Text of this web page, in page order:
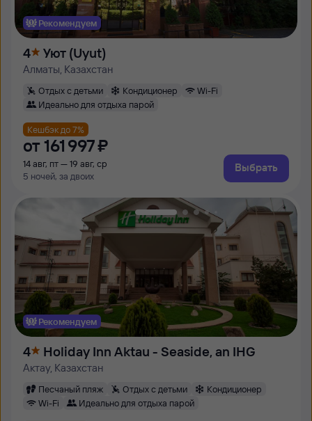
Рекомендуем
4 Уют (Uyut)
Алматы, Казахстан
Отдых с детьми Кондиционер
Wi-Fi
Идеально для отдыха парой
Кешбэк до 7%
от 161 ⁠997 ⁠₽
14 авг, пт — 19 авг, ср
5 ночей, за двоих
Выбрать
Рекомендуем
4 Holiday Inn Aktau - Seaside, an IHG
Актау, Казахстан
Песчаный пляж Отдых с детьми
Кондиционер
Wi-Fi
Идеально для отдыха парой